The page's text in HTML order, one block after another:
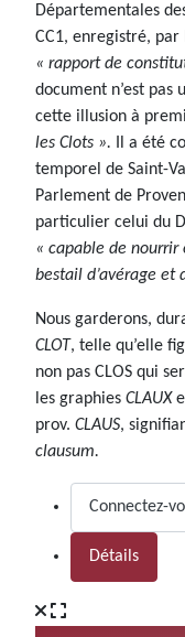
Départementales
CC1, enregistré, par
« rapport de
document n’est pas
cette illusion à
les Clots ».
Il a été
temporel de Saint-
Parlement de
particulier celui du
« capable de nourrir
bestail d’avérage et
Nous garderons,
CLOT, telle qu’elle
non pas CLOS qui
les graphies CLAUX
prov. CLAUS,
clausum.
Connectez-
Détails